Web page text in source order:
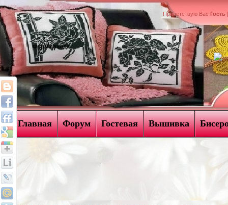
Форма входа
Приветствую Вас Гость
Главная Форум Гостевая Вышивка